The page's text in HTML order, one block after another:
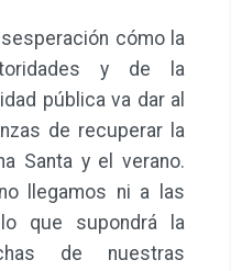
cómo la
y de la
pública va dar al
de recuperar la
Santa y el verano.
llegamos ni a las
que supondrá la
de nuestras